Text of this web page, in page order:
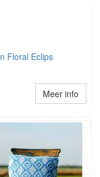
Floral Eclips
Meer info